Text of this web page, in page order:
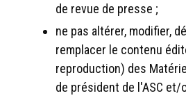
de revue de presse ;
ne pas altérer, modifier,
remplacer le contenu
reproduction) des
de président de l'ASC et/